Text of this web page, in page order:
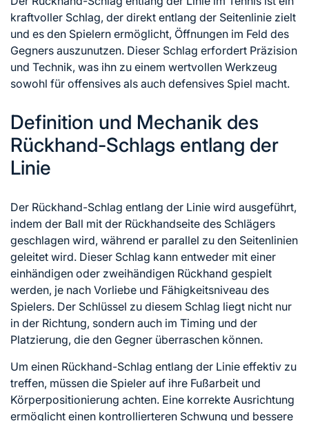
kraftvoller Schlag, der direkt entlang der Seitenlinie zielt
und es den Spielern ermöglicht, Öffnungen im Feld des
Gegners auszunutzen. Dieser Schlag erfordert Präzision
und Technik, was ihn zu einem wertvollen Werkzeug
sowohl für offensives als auch defensives Spiel macht.
Definition und Mechanik des
Rückhand-Schlags entlang der
Linie
Der Rückhand-Schlag entlang der Linie wird ausgeführt,
indem der Ball mit der Rückhandseite des Schlägers
geschlagen wird, während er parallel zu den Seitenlinien
geleitet wird. Dieser Schlag kann entweder mit einer
einhändigen oder zweihändigen Rückhand gespielt
werden, je nach Vorliebe und Fähigkeitsniveau des
Spielers. Der Schlüssel zu diesem Schlag liegt nicht nur
in der Richtung, sondern auch im Timing und der
Platzierung, die den Gegner überraschen können.
Um einen Rückhand-Schlag entlang der Linie effektiv zu
treffen, müssen die Spieler auf ihre Fußarbeit und
Körperpositionierung achten. Eine korrekte Ausrichtung
ermöglicht einen kontrollierteren Schwung und bessere